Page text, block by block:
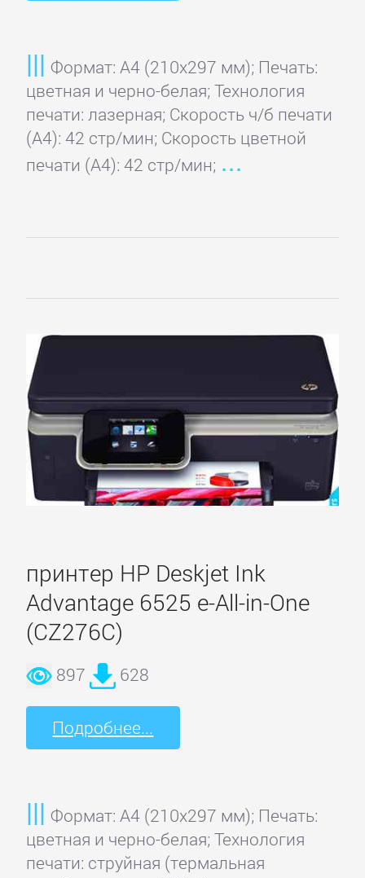
Формат: A4 (210x297 мм); Печать:
цветная и черно-белая; Технология
печати: лазерная; Скорость ч/б печати
(А4): 42 стр/мин; Скорость цветной
печати (А4): 42 стр/мин;
принтер HP Deskjet Ink
Advantage 6525 e-All-in-One
(CZ276C)
897 628
Подробнее...
Формат: A4 (210x297 мм); Печать:
цветная и черно-белая; Технология
печати: струйная (термальная